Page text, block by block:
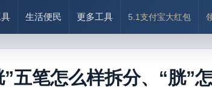
生活便民 更多工具 5.1支付宝大红包
五笔怎么样拆分、“胱”